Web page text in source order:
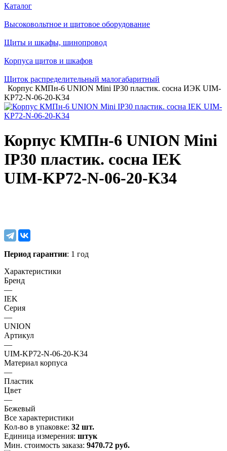
Каталог
Высоковольтное и щитовое оборудование
Щиты и шкафы, шинопровод
Корпуса щитов и шкафов
Щиток распределительный малогабаритный
Корпус КМПн-6 UNION Mini IP30 пластик. сосна ИЭК UIM-
KP72-N-06-20-K34
Корпус КМПн-6 UNION Mini
IP30 пластик. сосна IEK
UIM-KP72-N-06-20-K34
Период гарантии: 1 год
Характеристики
Бренд
—
IEK
Серия
—
UNION
Артикул
—
UIM-KP72-N-06-20-K34
Материал корпуса
—
Пластик
Цвет
—
Бежевый
Все характеристики
Кол-во в упаковке: 32 шт.
Единица измерения: штук
Мин. стоимость заказа: 9470.72 руб.